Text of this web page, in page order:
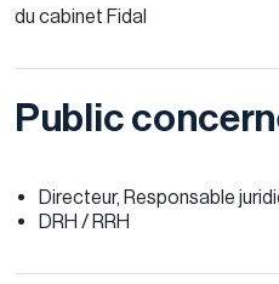
du cabinet Fidal
Public
Directeur, Responsable
DRH / RRH